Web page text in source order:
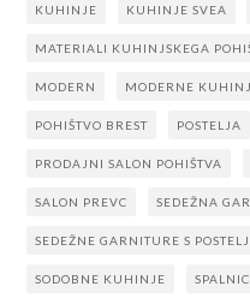
KUHINJE KUHINJE SVEA
MATERIALI KUHINJSKEGA
MODERN MODERNE
POHIŠTVO BREST POSTELJA
PRODAJNI SALON POHIŠTVA
SALON PREVC SEDEŽNA
SEDEŽNE GARNITURE S
SODOBNE KUHINJE